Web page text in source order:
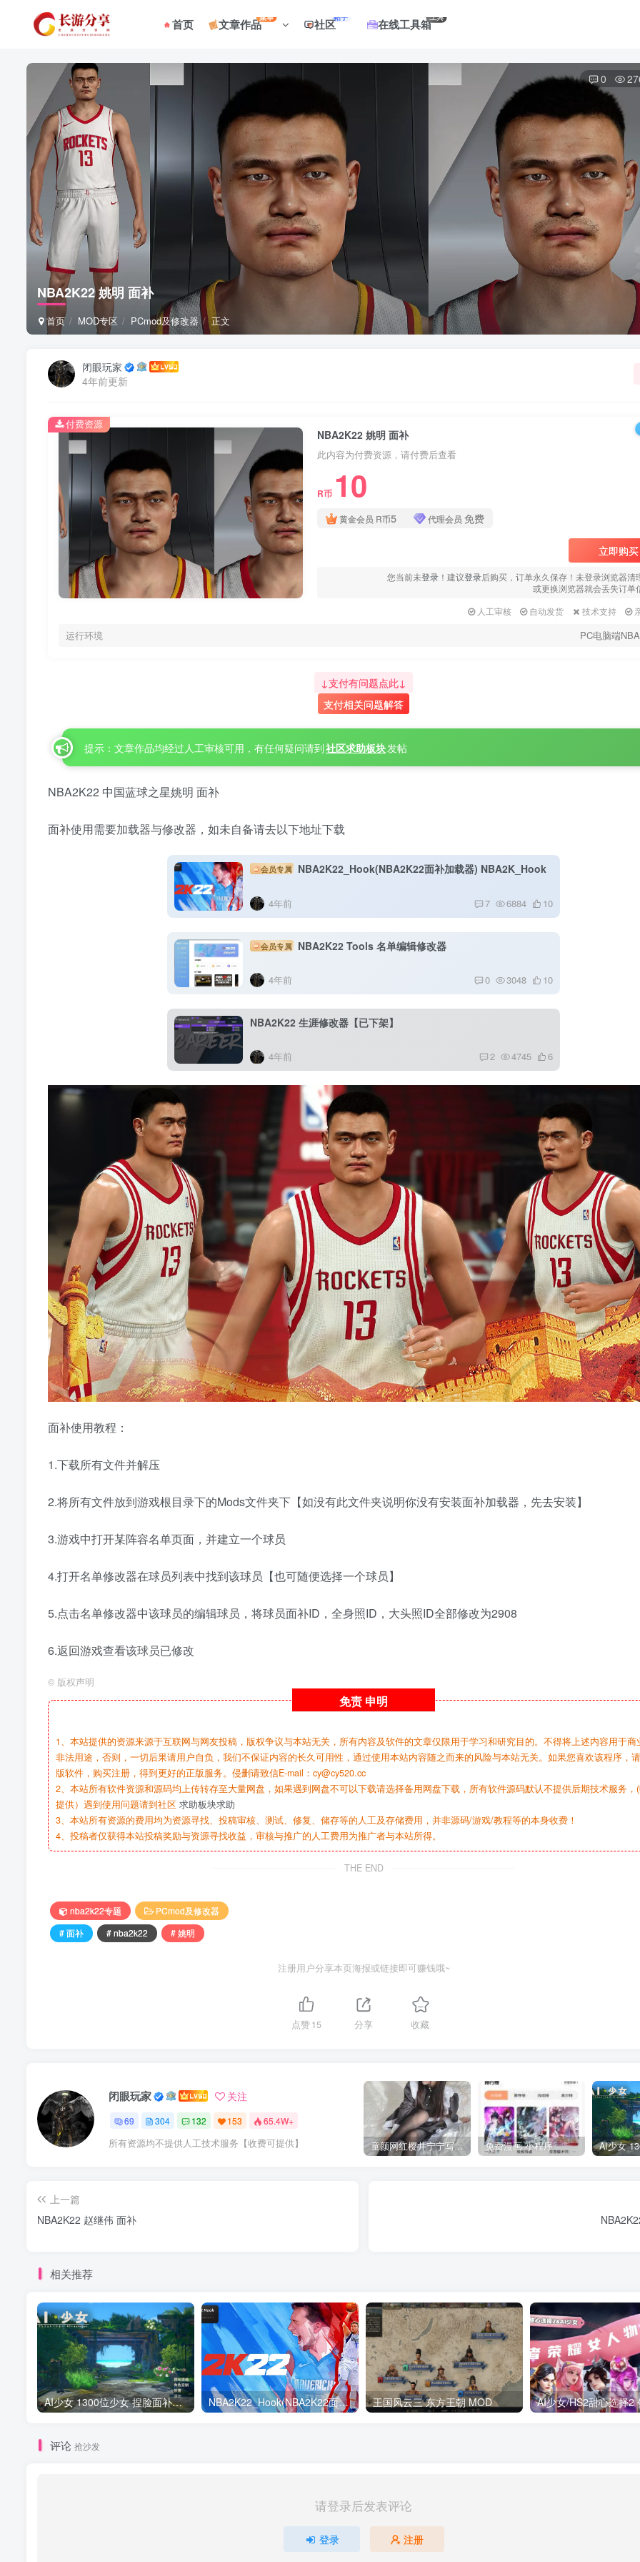
首页 文章作品菜单 社区帖子 在线工具箱工具
NBA2K22 姚明 面补
首页 MOD专区 PCmod及修改器 正文
0
闭眼玩家
4年前更新
NBA2K22 姚明 面补
此内容为付费资源，请付费后查看
R币 10
黄金会员 R币5 代理会员 免费
立即购买
您当前未登录 ！建议登录后购买，订单永久保存！未登录浏览器清
或更换浏览器就会丢失订单
人工审核
自动发货 技术支持
运行环境 PC电脑端
付费资源
↓支付有问题点此↓
支付相关问题解答
提示：文章作品均经过人工审核可用，有任何疑问请到社区求助板块发帖
NBA2K22 中国蓝球之星姚明 面补
面补使用需要加载器与修改器，如未自备请去以下地址下载
会员专属 NBA2K22_Hook(NBA2K22面补加载器) NBA2K_Hook
4年前 7 6884 10
会员专属 NBA2K22 Tools 名单编辑修改器
4年前 0 3048 10
NBA2K22 生涯修改器【已下架】
4年前 2 4745 6
面补使用教程：
1.下载所有文件并解压
2.将所有文件放到游戏根目录下的Mods文件夹下【如没有此文件夹说明你没有安装面补加载器，先去安装】
3.游戏中打开某阵容名单页面，并建立一个球员
4.打开名单修改器在球员列表中找到该球员【也可随便选择一个球员】
5.点击名单修改器中该球员的编辑球员，将球员面补ID，全身照ID，大头照ID全部修改为2908
6.返回游戏查看该球员已修改
© 版权声明
免责 申明
1、本站提供的资源来源于互联网与网友投稿，版权争议与本站无关，所有内容及软件的文章仅限用于学习和研究目的。不得将上述内容用于商
非法用途，否则，一切后果请用户自负，我们不保证内容的长久可用性，通过使用本站内容随之而来的风险与本站无关。如果您喜欢该程序，
版软件，购买注册，得到更好的正版服务。侵删请致信E-mail：cy@cy520.cc
2、本站所有软件资源和源码均上传转存至大量网盘，如果遇到网盘不可以下载请选择备用网盘下载，所有软件源码默认不提供后期技术服务，
提供）遇到使用问题请到社区 求助板块求助
3、本站所有资源的费用均为资源寻找、投稿审核、测试、修复、储存等的人工及存储费用，并非源码/游戏/教程等的本身收费！
4、投稿者仅获得本站投稿奖励与资源寻找收益，审核与推广的人工费用为推广者与本站所得。
THE END
nba2k22专题
PCmod及修改器
# 面补
# nba2k22 # 姚明
注册用户分享本页海报或链接即可赚钱哦~
点赞15 分享 收藏
闭眼玩家 关注
69 304 132 153 65.4W+
所有资源均不提供人工技术服务【收费可提供】 童颜网红樱井宁宁写真集套图 免费漫画 小程序
上一篇
NBA2K22 赵继伟 面补
相关推荐
AI少女 1300位少女 捏脸面补数据整合包 总有一位是你想要的 NBA2K22_Hook(NBA2K22面补加载器) NBA2K_Hook 王国风云三 东方王朝 MOD
评论 抢沙发
请登录后发表评论
登录 注册